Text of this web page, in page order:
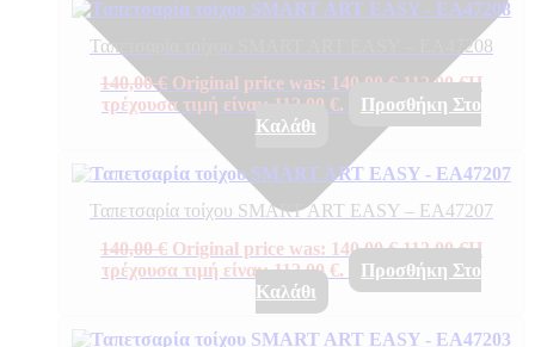
Ταπετσαρία τοίχου SMART ART EASY – EA47208
140,00€ Original price was: 140,00 €. 112,00€Η
τρέχουσα τιμή είναι: 112,00 €.
Προσθήκη Στο
Καλάθι
Ταπετσαρία τοίχου SMART ART EASY – EA47207
140,00€ Original price was: 140,00 €.112,00€Η
τρέχουσα τιμή είναι: 112,00 €.
Προσθήκη Στο
Καλάθι